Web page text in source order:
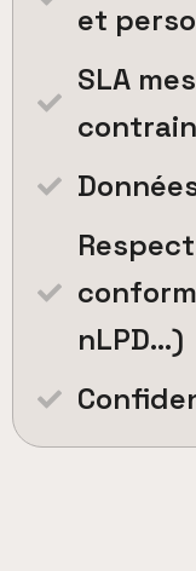
et
SLA
nLPD…)